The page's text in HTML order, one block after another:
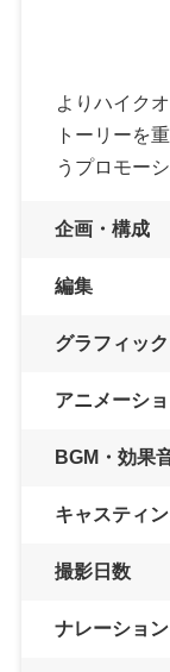
よりハイク
トーリーを
うプロモー
企画・構成
編集
グラフィック
アニメーシ
BGM・効果
キャスティ
撮影日数
ナレーション